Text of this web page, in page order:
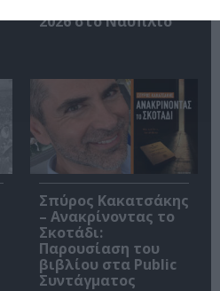
2026 στο Ναύπλιο
Σπύρος Κακατσάκης
– Ανακρίνοντας το
Σκοτάδι:
Παρουσίαση του
βιβλίου στα Public
Συντάγματος